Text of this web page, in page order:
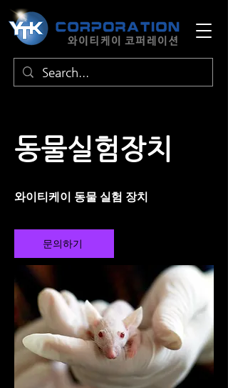
동물실험장치
​와이티케이 동물 실험 장치
문의하기